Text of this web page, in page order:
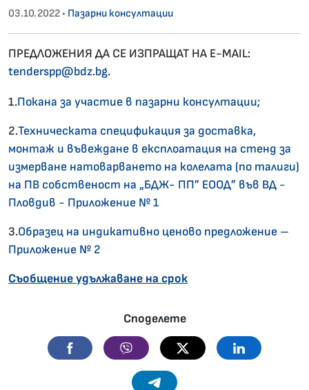
03.10.2022 • Пазарни консултации
ПРЕДЛОЖЕНИЯ ДА СЕ ИЗПРАЩАТ НА E-MAIL:
tenderspp@bdz.bg.
1.Покана за участие в пазарни консултации;
2.Техническата спецификация за доставка,
монтаж и въвеждане в експлоатация на стенд за
измерване натоварването на колелата (по талиги)
на ПВ собственост на „БДЖ- ПП” ЕООД” във ВД -
Пловдив - Приложение № 1
3.Образец на индикативно ценово предложение –
Приложение № 2
Съобщение удължаване на срок
Споделете
Facebook Viber Twitter Linkedin
Telegram